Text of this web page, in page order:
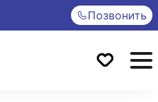
Позвонить